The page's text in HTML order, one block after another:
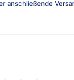
anschließende